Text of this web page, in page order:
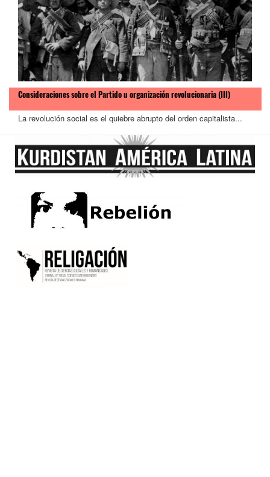
Consideraciones sobre el Partido u organización revolucionaria (III)
La revolución social es el quiebre abrupto del orden capitalista...